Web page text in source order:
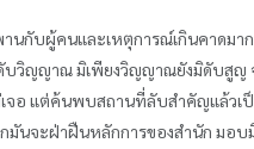
นกับผู้คนและเหตุการณ์เกินคาดมา
วิญญาณ มิเพียงวิญญาณยังมิดับสูญ จ
อ แต่ค้นพบสถานที่ลับสำคัญแล้วเป็
มันจะฝ่าฝืนหลักการของสำนัก มอ